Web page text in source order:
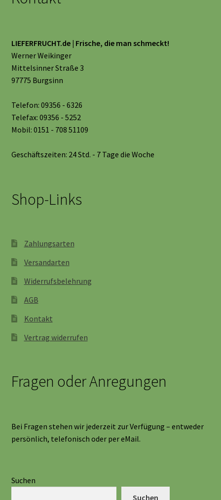
LIEFERFRUCHT.de | Frische, die man schmeckt!
Werner Weikinger
Mittelsinner Straße 3
97775 Burgsinn
Telefon: 09356 - 6326
Telefax: 09356 - 5252
Mobil: 0151 - 708 51109
Geschäftszeiten: 24 Std. - 7 Tage die Woche
Shop-Links
Zahlungsarten
Versandarten
Widerrufsbelehrung
AGB
Kontakt
Vertrag widerrufen
Fragen oder Anregungen
Bei Fragen stehen wir jederzeit zur Verfügung – entweder
persönlich, telefonisch oder per eMail.
Suchen
Suchen